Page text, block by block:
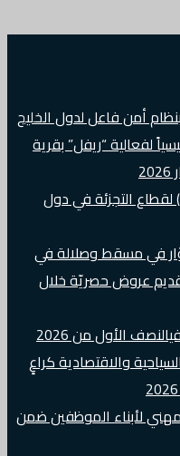
أمن فاعل لدول الخليج
لفعالية “ريفل” بقرية
زوهو تطلق حل نقاط البيع (POS) لقطاع التجزئة في دول
في مسقط وصلالة في
عروض حصريّة خلال
الأول من 2026
والاقتصادية كراعٍ
لأبناء الموظفين ضمن